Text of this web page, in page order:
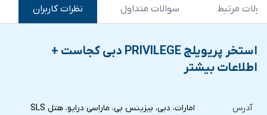
مرتبط سوالات متداول نظرات کاربران
استخر پریویلج PRIVILEGE دبی کجاست +
اطلاعات بیشتر
آدرس امارات، دبی، بیزینس بی، ماراسی درایو، هتل SLS